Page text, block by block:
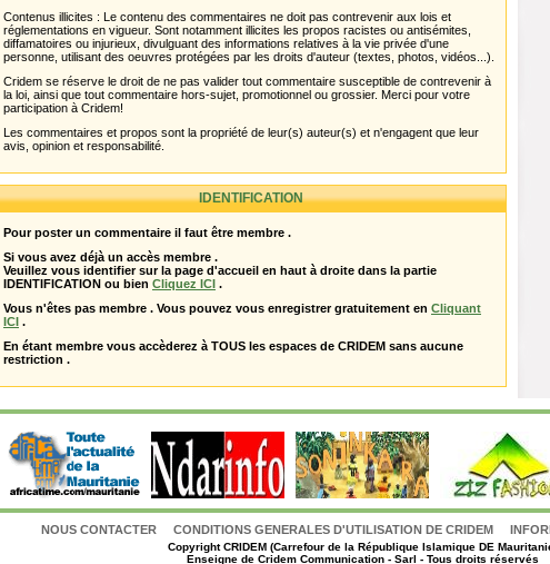
Contenus illicites : Le contenu des commentaires ne doit pas contrevenir aux lois et
réglementations en vigueur. Sont notamment illicites les propos racistes ou antisémites,
diffamatoires ou injurieux, divulguant des informations relatives à la vie privée d'une
personne, utilisant des oeuvres protégées par les droits d'auteur (textes, photos, vidéos...).
Cridem se réserve le droit de ne pas valider tout commentaire susceptible de contrevenir à
la loi, ainsi que tout commentaire hors-sujet, promotionnel ou grossier. Merci pour votre
participation à Cridem!
Les commentaires et propos sont la propriété de leur(s) auteur(s) et n'engagent que leur
avis, opinion et responsabilité.
IDENTIFICATION
Pour poster un commentaire il faut être membre .
Si vous avez déjà un accès membre .
Veuillez vous identifier sur la page d'accueil en haut à droite dans la partie
IDENTIFICATION ou bien Cliquez ICI .
Vous n'êtes pas membre . Vous pouvez vous enregistrer gratuitement en Cliquant
ICI .
En étant membre vous accèderez à TOUS les espaces de CRIDEM sans aucune
restriction .
NOUS CONTACTER CONDITIONS GENERALES D'UTILISATION DE CRIDEM
CopyrightCRIDEM (Carrefour de la République Islamique DE
Enseigne de Cridem Communication - Sarl - Tous droits réservés